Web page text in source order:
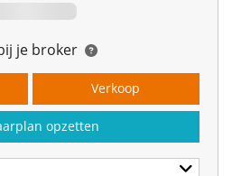
je broker
Verkoop
opzetten